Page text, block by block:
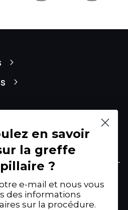
61 Avenue Franklin Delano
Roosevelt
en savoir
la greffe
?
e-mail et nous vous
des informations
sur la procédure.